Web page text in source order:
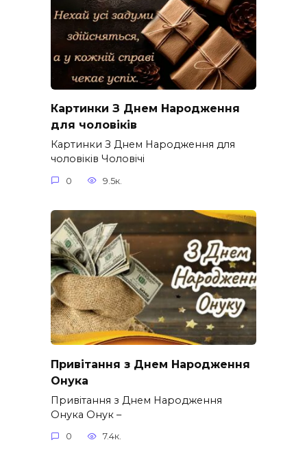
Картинки З Днем Народження
для чоловіків​
Картинки З Днем Народження для
чоловіків​ Чоловічі
0 9.5к.
Привітання з Днем Народження
Онука
Привітання з Днем Народження
Онука Онук –
0 7.4к.